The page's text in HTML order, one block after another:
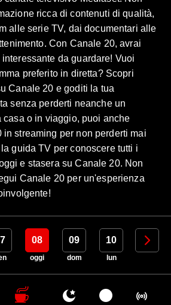
ricca di contenuti di qualità,
alle serie TV, dai documentari alle
Con Canale 20, avrai
da guardare! Vuoi
preferito in diretta? Scopri
Canale 20 e goditi la tua
senza perderti neanche un
casa o in viaggio, puoi anche
streaming per non perderti mai
guida TV per conoscere tutti i
e stasera su Canale 20. Non
Canale 20 per un'esperienza
08
oggi
09
dom
10
lun
11